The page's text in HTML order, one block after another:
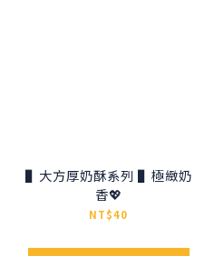
▌大方厚奶酥系列 ▌極緻奶
香💖
NT$40